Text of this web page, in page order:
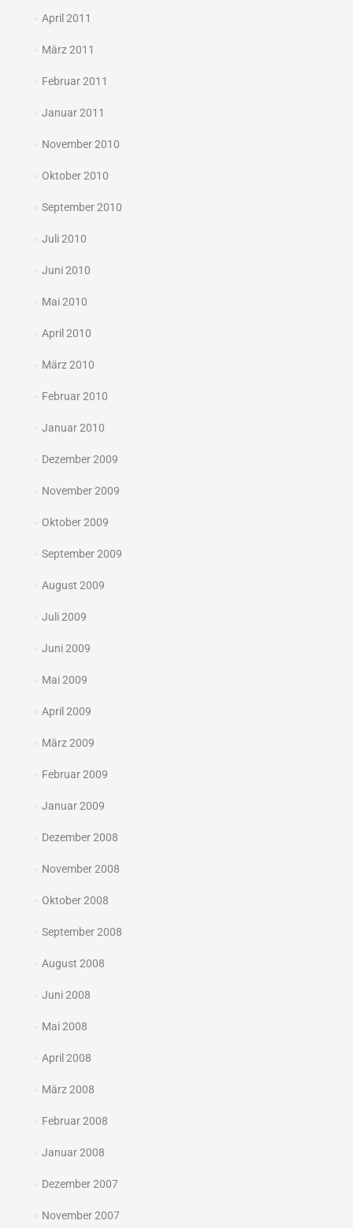
April 2011
März 2011
Februar 2011
Januar 2011
November 2010
Oktober 2010
September 2010
Juli 2010
Juni 2010
Mai 2010
April 2010
März 2010
Februar 2010
Januar 2010
Dezember 2009
November 2009
Oktober 2009
September 2009
August 2009
Juli 2009
Juni 2009
Mai 2009
April 2009
März 2009
Februar 2009
Januar 2009
Dezember 2008
November 2008
Oktober 2008
September 2008
August 2008
Juni 2008
Mai 2008
April 2008
März 2008
Februar 2008
Januar 2008
Dezember 2007
November 2007